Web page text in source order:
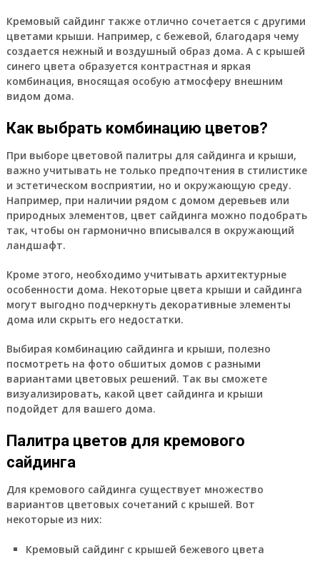
Кремовый сайдинг также отлично сочетается с другими
цветами крыши. Например, с бежевой, благодаря чему
создается нежный и воздушный образ дома. А с крышей
синего цвета образуется контрастная и яркая
комбинация, вносящая особую атмосферу внешним
видом дома.
Как выбрать комбинацию цветов?
При выборе цветовой палитры для сайдинга и крыши,
важно учитывать не только предпочтения в стилистике
и эстетическом восприятии, но и окружающую среду.
Например, при наличии рядом с домом деревьев или
природных элементов, цвет сайдинга можно подобрать
так, чтобы он гармонично вписывался в окружающий
ландшафт.
Кроме этого, необходимо учитывать архитектурные
особенности дома. Некоторые цвета крыши и сайдинга
могут выгодно подчеркнуть декоративные элементы
дома или скрыть его недостатки.
Выбирая комбинацию сайдинга и крыши, полезно
посмотреть на фото обшитых домов с разными
вариантами цветовых решений. Так вы сможете
визуализировать, какой цвет сайдинга и крыши
подойдет для вашего дома.
Палитра цветов для кремового
сайдинга
Для кремового сайдинга существует множество
вариантов цветовых сочетаний с крышей. Вот
некоторые из них:
Кремовый сайдинг с крышей бежевого цвета